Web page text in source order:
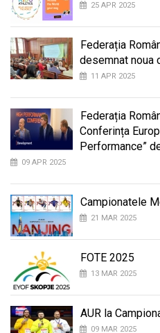
25 APR 2025
Federația
desemnat noua
11 APR 2025
Federația
Conferința
Performance”
09 APR 2025
Campionatele
21 MAR 2025
FOTE 2025
13 MAR 2025
AUR la
09 MAR 2025